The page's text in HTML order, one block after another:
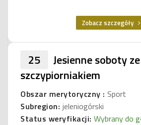
Zobacz szczegóły
25
Jesienne soboty ze
szczypiorniakiem
Obszar merytoryczny : Sport
Subregion: jeleniogórski
Status weryfikacji: Wybrany do